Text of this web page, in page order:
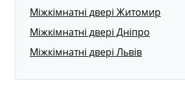
Міжкімнатні двері Житомир
Міжкімнатні двері Дніпро
Міжкімнатні двері Львів